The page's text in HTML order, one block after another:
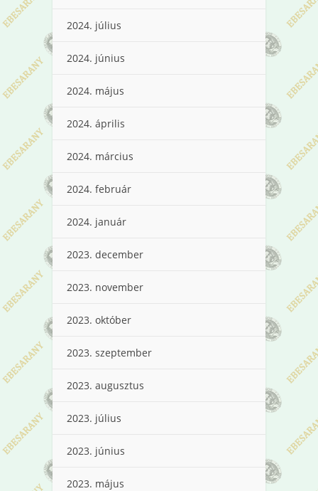
2024. július
2024. június
2024. május
2024. április
2024. március
2024. február
2024. január
2023. december
2023. november
2023. október
2023. szeptember
2023. augusztus
2023. július
2023. június
2023. május